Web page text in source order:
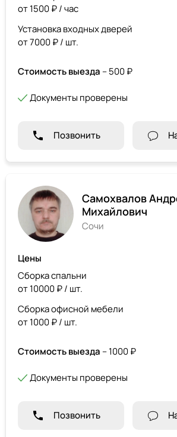
от 1500 ₽ / час
Установка входных дверей
от 7000 ₽ / шт.
Стоимость выезда – 500 ₽
Документы проверены
Позвонить
Самохвалов
Михайлович
Сочи
Цены
Сборка спальни
от 10000 ₽ / шт.
Сборка офисной мебели
от 1000 ₽ / шт.
Стоимость выезда – 1000 ₽
Документы проверены
Позвонить